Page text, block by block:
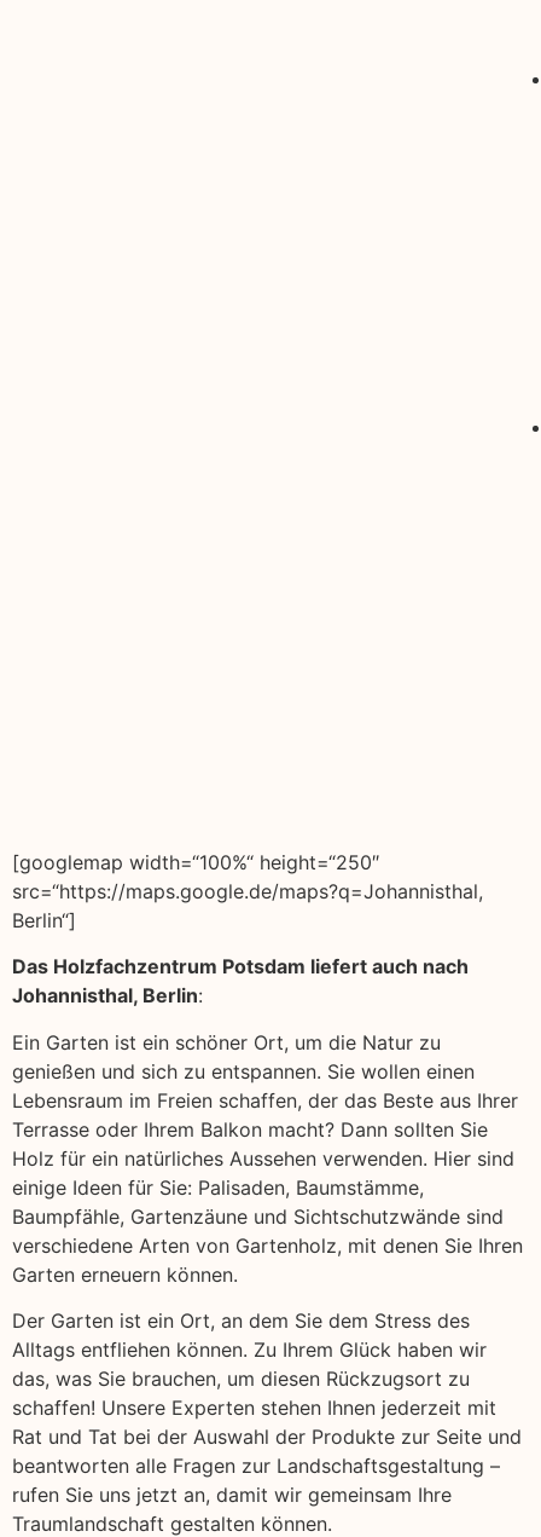
[googlemap width=“100%“ height=“250″
src=“https://maps.google.de/maps?q=Johannisthal,
Berlin“]
Das Holzfachzentrum Potsdam liefert auch nach
Johannisthal, Berlin:
Ein Garten ist ein schöner Ort, um die Natur zu
genießen und sich zu entspannen. Sie wollen einen
Lebensraum im Freien schaffen, der das Beste aus Ihrer
Terrasse oder Ihrem Balkon macht? Dann sollten Sie
Holz für ein natürliches Aussehen verwenden. Hier sind
einige Ideen für Sie: Palisaden, Baumstämme,
Baumpfähle, Gartenzäune und Sichtschutzwände sind
verschiedene Arten von Gartenholz, mit denen Sie Ihren
Garten erneuern können.
Der Garten ist ein Ort, an dem Sie dem Stress des
Alltags entfliehen können. Zu Ihrem Glück haben wir
das, was Sie brauchen, um diesen Rückzugsort zu
schaffen! Unsere Experten stehen Ihnen jederzeit mit
Rat und Tat bei der Auswahl der Produkte zur Seite und
beantworten alle Fragen zur Landschaftsgestaltung –
rufen Sie uns jetzt an, damit wir gemeinsam Ihre
Traumlandschaft gestalten können.